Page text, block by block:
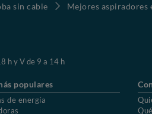
sin cable Mejores aspiradores
h y V de 9 a 14 h
populares
de energía